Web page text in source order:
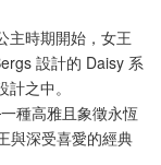
主時期開始，女王
設計的 Daisy 系
之中。
種高雅且象徵永恆
與深受喜愛的經典